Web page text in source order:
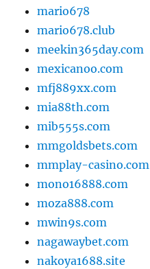
mario678
mario678.club
meekin365day.com
mexicanoo.com
mfj889xx.com
mia88th.com
mib555s.com
mmgoldsbets.com
mmplay-casino.com
mono16888.com
moza888.com
mwin9s.com
nagawaybet.com
nakoya1688.site